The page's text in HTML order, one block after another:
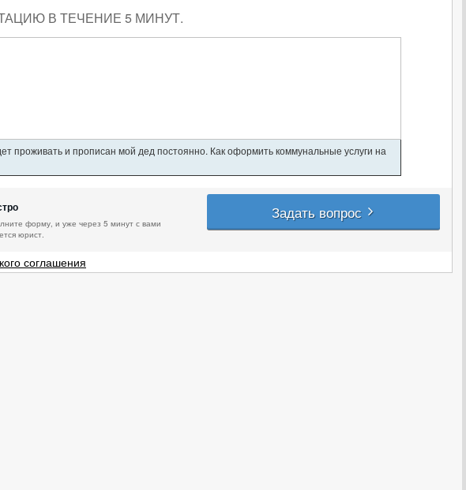
В ТЕЧЕНИЕ 5 МИНУТ.
проживать и прописан мой дед постоянно. Как оформить коммунальные услуги на
форму, и уже через 5 минут с вами
юрист.
Задать вопрос
соглашения